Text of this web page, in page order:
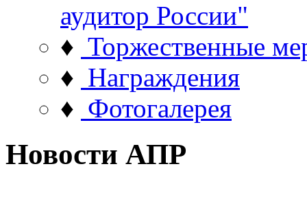
аудитор России"
♦ Торжественные
♦ Награждения
♦ Фотогалерея
Новости АПР